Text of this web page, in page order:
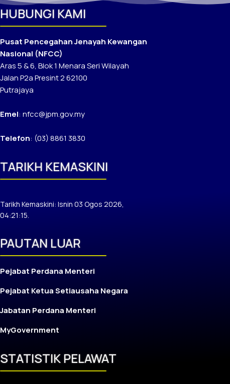
HUBUNGI KAMI
Pusat Pencegahan Jenayah Kewangan
Nasional (NFCC)
Aras 5 & 6, Blok 1 Menara Seri Wilayah
Jalan P2a Presint 2 62100
Putrajaya
Emel: nfcc@jpm.gov.my
Telefon: (03) 8861 3830
TARIKH KEMASKINI
Tarikh Kemaskini: Isnin 03 Ogos 2026,
04:21:15.
PAUTAN LUAR
Pejabat Perdana Menteri
Pejabat Ketua Setiausaha Negara
Jabatan Perdana Menteri
MyGovernment
STATISTIK PELAWAT